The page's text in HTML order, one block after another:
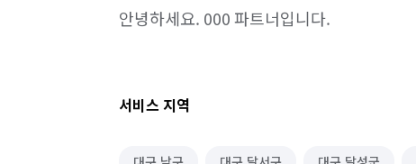
안녕하세요. 000 파트너입니다.
서비스 지역